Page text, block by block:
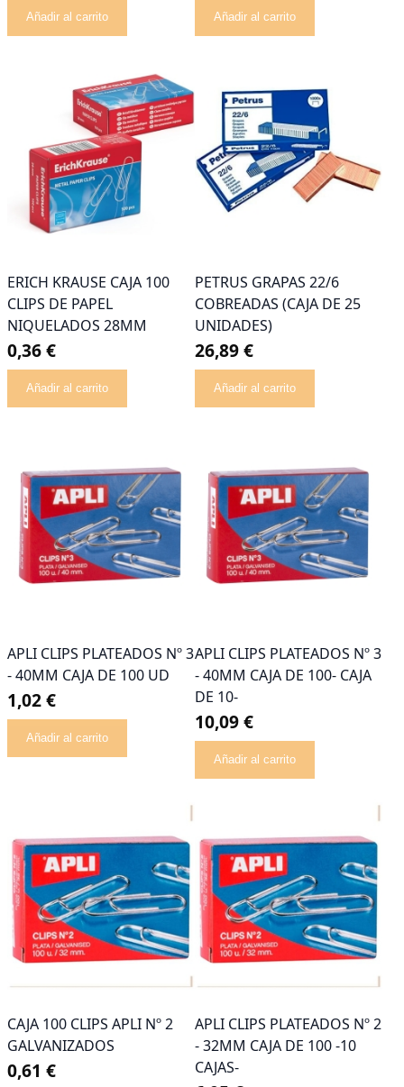
Añadir al carrito Añadir al carrito
ERICH KRAUSE CAJA 100
CLIPS DE PAPEL
NIQUELADOS 28MM
0,36 €
Añadir al carrito
PETRUS GRAPAS 22/6
COBREADAS (CAJA DE 25
UNIDADES)
26,89 €
Añadir al carrito
APLI CLIPS PLATEADOS Nº 3
- 40MM CAJA DE 100 UD
1,02 €
Añadir al carrito
APLI CLIPS PLATEADOS Nº 3
- 40MM CAJA DE 100- CAJA
DE 10-
10,09 €
Añadir al carrito
CAJA 100 CLIPS APLI Nº 2
GALVANIZADOS
0,61 €
APLI CLIPS PLATEADOS Nº 2
- 32MM CAJA DE 100 -10
CAJAS-